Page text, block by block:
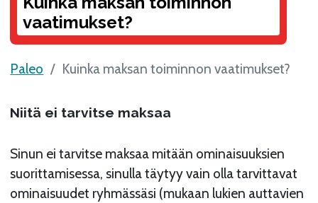
vaatimukset?
Paleo Kuinka maksan toiminnon vaatimukset?
Niitä ei tarvitse maksaa
Sinun ei tarvitse maksaa mitään ominaisuuksien
suorittamisessa, sinulla täytyy vain olla tarvittavat
ominaisuudet ryhmässäsi (mukaan lukien auttavien